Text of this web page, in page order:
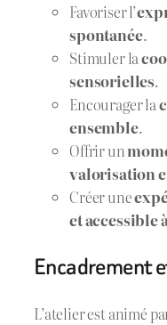
Favoriser l’
spontanée.
Stimuler la
sensorielles.
Encourager la
ensemble.
Offrir un
valorisation
Créer une
et accessible
Encadrement
L’atelier est animé